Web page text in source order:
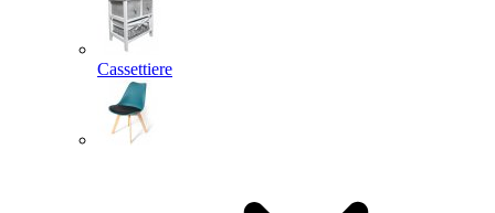
Cassettiere